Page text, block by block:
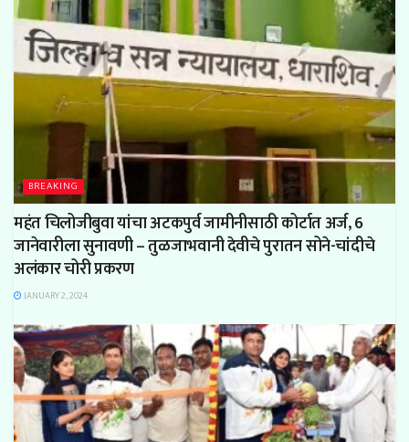
BREAKING
महंत चिलोजीबुवा यांचा अटकपुर्व जामीनीसाठी कोर्टात अर्ज, 6
जानेवारीला सुनावणी – तुळजाभवानी देवीचे पुरातन सोने-चांदीचे
अलंकार चोरी प्रकरण
JANUARY 2, 2024